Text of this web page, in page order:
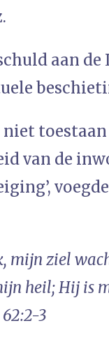
aan
niet
van de
mijn ziel
heil; Hij is
3